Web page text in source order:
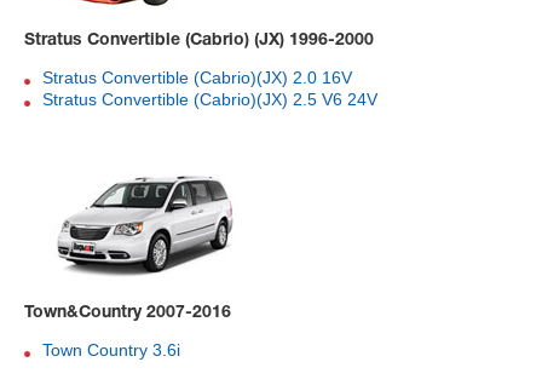
Stratus Convertible (Cabrio) (JX) 1996-2000
Stratus Convertible (Cabrio)(JX) 2.0 16V
Stratus Convertible (Cabrio)(JX) 2.5 V6 24V
Town&Country 2007-2016
Town Country 3.6i